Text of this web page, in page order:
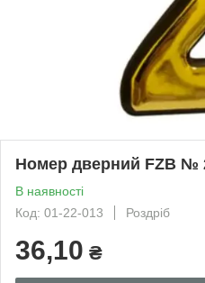
Номер дверний FZB №
В наявності
Код: 01-22-013
Роздріб
36,10 ₴